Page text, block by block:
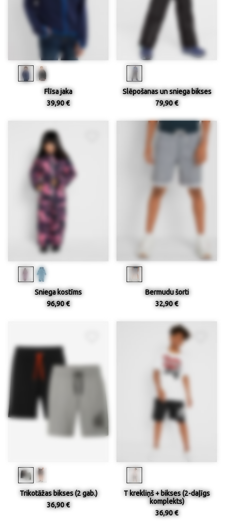
Flīsa jaka
39,90 €
Slēpošanas un sniega bikses
79,90 €
Sniega kostīms
96,90 €
Bermudu šorti
32,90 €
Trikotāžas bikses (2 gab.)
36,90 €
T krekliņš + bikses (2-daļīgs
komplekts)
36,90 €